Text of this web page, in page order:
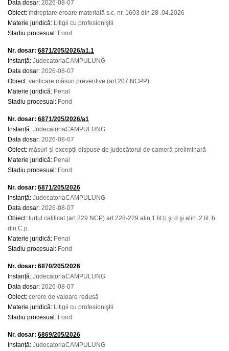
Data dosar: 2026-08-07
Obiect: îndreptare eroare materială s.c. nr. 1603 din 28 .04.2026
Materie juridică: Litigii cu profesioniştii
Stadiu procesual: Fond
Nr. dosar: 6871/205/2026/a1.1
Instanță: JudecatoriaCAMPULUNG
Data dosar: 2026-08-07
Obiect: verificare măsuri preventive (art.207 NCPP)
Materie juridică: Penal
Stadiu procesual: Fond
Nr. dosar: 6871/205/2026/a1
Instanță: JudecatoriaCAMPULUNG
Data dosar: 2026-08-07
Obiect: măsuri şi excepţii dispuse de judecătorul de cameră preliminară
Materie juridică: Penal
Stadiu procesual: Fond
Nr. dosar: 6871/205/2026
Instanță: JudecatoriaCAMPULUNG
Data dosar: 2026-08-07
Obiect: furtul calificat (art.229 NCP) art.228-229 alin.1 lit.b şi d şi alin. 2 lit. b
din C.p.
Materie juridică: Penal
Stadiu procesual: Fond
Nr. dosar: 6870/205/2026
Instanță: JudecatoriaCAMPULUNG
Data dosar: 2026-08-07
Obiect: cerere de valoare redusă
Materie juridică: Litigii cu profesioniştii
Stadiu procesual: Fond
Nr. dosar: 6869/205/2026
Instanță: JudecatoriaCAMPULUNG